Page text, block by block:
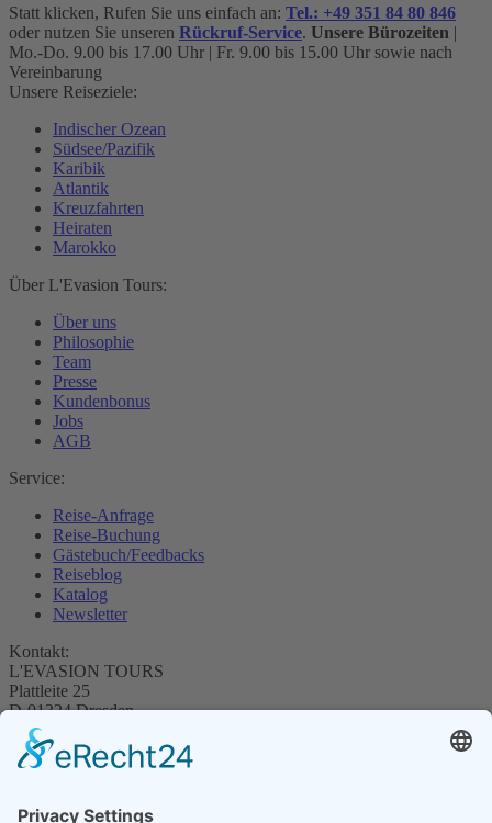
Statt klicken, Rufen Sie uns einfach an: Tel.: +49 351 84 80 846
oder nutzen Sie unseren Rückruf-Service. Unsere Bürozeiten |
Mo.-Do. 9.00 bis 17.00 Uhr | Fr. 9.00 bis 15.00 Uhr sowie nach
Vereinbarung
Unsere Reiseziele:
Indischer Ozean
Südsee/Pazifik
Karibik
Atlantik
Kreuzfahrten
Heiraten
Marokko
Über L'Evasion Tours:
Über uns
Philosophie
Team
Presse
Kundenbonus
Jobs
AGB
Service:
Reise-Anfrage
Reise-Buchung
Gästebuch/Feedbacks
Reiseblog
Katalog
Newsletter
Kontakt:
L'EVASION TOURS
Plattleite 25
D-01324 Dresden
Tel.: +49 351-8480846
info@evasion-tours.de